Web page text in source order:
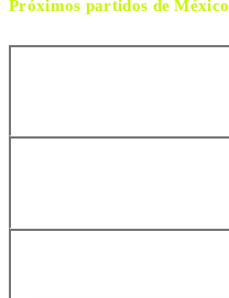
Próximos partidos deMéxico